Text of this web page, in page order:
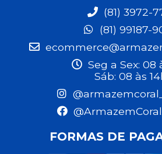
(81) 3972-
(81) 99187-
Seg a Sex: 08
Sáb: 08 às
FORMAS DE